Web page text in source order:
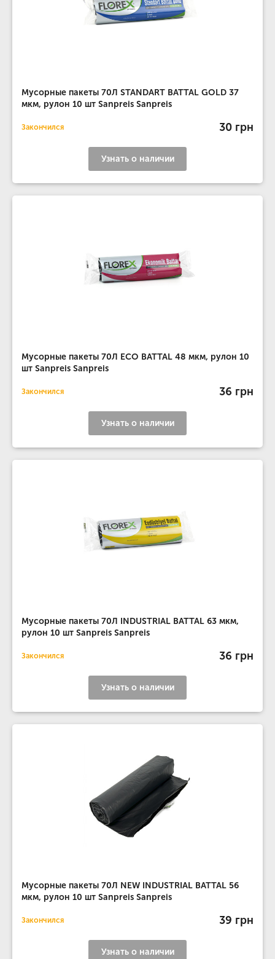
Мусорные пакеты 70Л STANDART BATTAL GOLD 37
мкм, рулон 10 шт Sanpreis Sanpreis
Закончился 30 грн
Узнать о наличии
Мусорные пакеты 70Л ECO BATTAL 48 мкм, рулон 10
шт Sanpreis Sanpreis
Закончился 36 грн
Узнать о наличии
Мусорные пакеты 70Л INDUSTRIAL BATTAL 63 мкм,
рулон 10 шт Sanpreis Sanpreis
Закончился 36 грн
Узнать о наличии
Мусорные пакеты 70Л NEW INDUSTRIAL BATTAL 56
мкм, рулон 10 шт Sanpreis Sanpreis
Закончился 39 грн
Узнать о наличии